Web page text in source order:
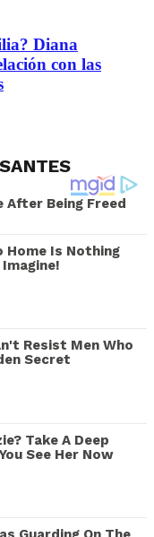
Diana
con las
After Being Freed
Home Is Nothing
Resist Men Who
Secret
Take A Deep
See Her Now